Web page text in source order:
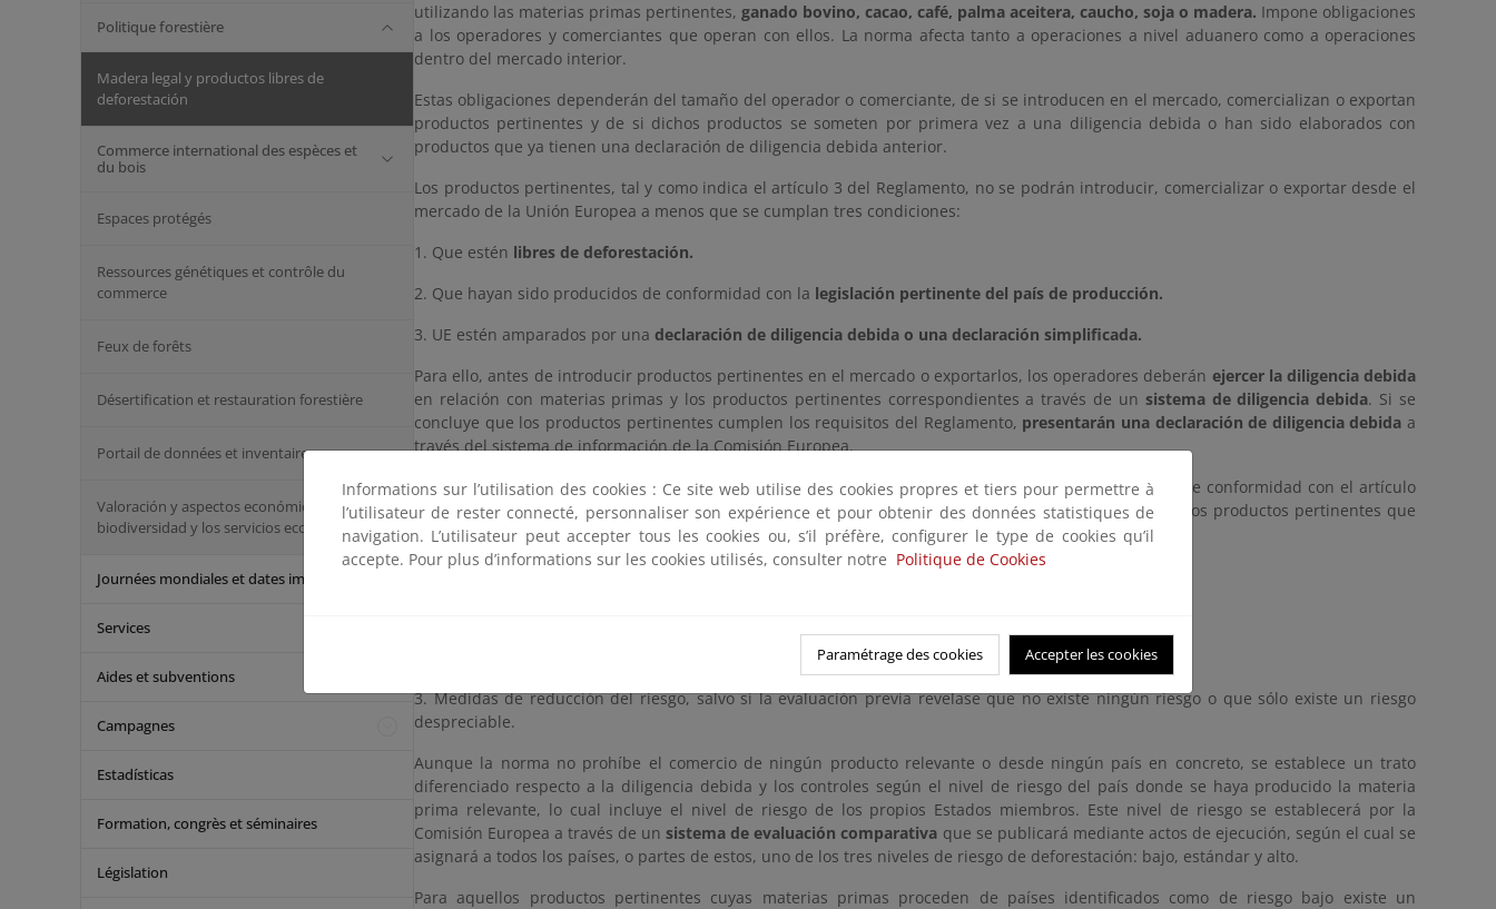
Politique forestière
Madera legal y productos libres de
deforestación
Commerce international des espèces et
du bois
Espaces protégés
Ressources génétiques et contrôle du
commerce
Feux de forêts
Désertification et restauration forestière
Portail de données et inventaires
Valoración y aspectos económicos de la
biodiversidad y los servicios ecosistémicos
Journées mondiales et dates importantes
Services
Aides et subventions
Campagnes
Estadísticas
Formation, congrès et séminaires
Législation
utilizando las materias primas pertinentes, ganado bovino, cacao, café, palma aceitera, caucho, soja o madera. Impone obligaciones
a los operadores y comerciantes que operan con ellos. La norma afecta tanto a operaciones a nivel aduanero como a operaciones
dentro del mercado interior.
Estas obligaciones dependerán del tamaño del operador o comerciante, de si se introducen en el mercado, comercializan o exportan
productos pertinentes y de si dichos productos se someten por primera vez a una diligencia debida o han sido elaborados con
productos que ya tienen una declaración de diligencia debida anterior.
Los productos pertinentes, tal y como indica el artículo 3 del Reglamento, no se podrán introducir, comercializar o exportar desde el
mercado de la Unión Europea a menos que se cumplan tres condiciones:
1. Que estén libres de deforestación.
2. Que hayan sido producidos de conformidad con la legislación pertinente del país de producción.
3. UE estén amparados por una declaración de diligencia debida o una declaración simplificada.
Para ello, antes de introducir productos pertinentes en el mercado o exportarlos, los operadores deberán ejercer la diligencia debida
en relación con materias primas y los productos pertinentes correspondientes a través de un sistema de diligencia debida. Si se
concluye que los productos pertinentes cumplen los requisitos del Reglamento, presentarán una declaración de diligencia debida a
través del sistema de información de la Comisión Europea.
Los micro o pequeños operadores primarios establecidos en un país clasificado como de riesgo bajo de conformidad con el artículo
29 del EUDR, y que, en el transcurso de una actividad comercial, introduce en el mercado o exporta los productos pertinentes que
dicho operador haya cultivado, presentarán una declaración simplificada.
La diligencia debida incluye tres aspectos:
3. Medidas de reducción del riesgo, salvo si la evaluación previa revelase que no existe ningún riesgo o que sólo existe un riesgo
despreciable.
Aunque la norma no prohíbe el comercio de ningún producto relevante o desde ningún país en concreto, se establece un trato
diferenciado respecto a la diligencia debida y los controles según el nivel de riesgo del país donde se haya producido la materia
prima relevante, lo cual incluye el nivel de riesgo de los propios Estados miembros. Este nivel de riesgo se establecerá por la
Comisión Europea a través de unsistema de evaluación comparativa que se publicará mediante actos de ejecución, según el cual se
asignará a todos los países, o partes de estos, uno de los tres niveles de riesgo de deforestación: bajo, estándar y alto.
Para aquellos productos pertinentes cuyas materias primas proceden de países identificados como de riesgo bajo existe un
Informations sur l’utilisation des cookies : Ce site web utilise des cookies propres et tiers pour permettre à
l’utilisateur de rester connecté, personnaliser son expérience et pour obtenir des données statistiques de
navigation. L’utilisateur peut accepter tous les cookies ou, s’il préfère, configurer le type de cookies qu’il
accepte. Pour plus d’informations sur les cookies utilisés, consulter notre Politique de Cookies
Paramétrage des cookies Accepter les cookies